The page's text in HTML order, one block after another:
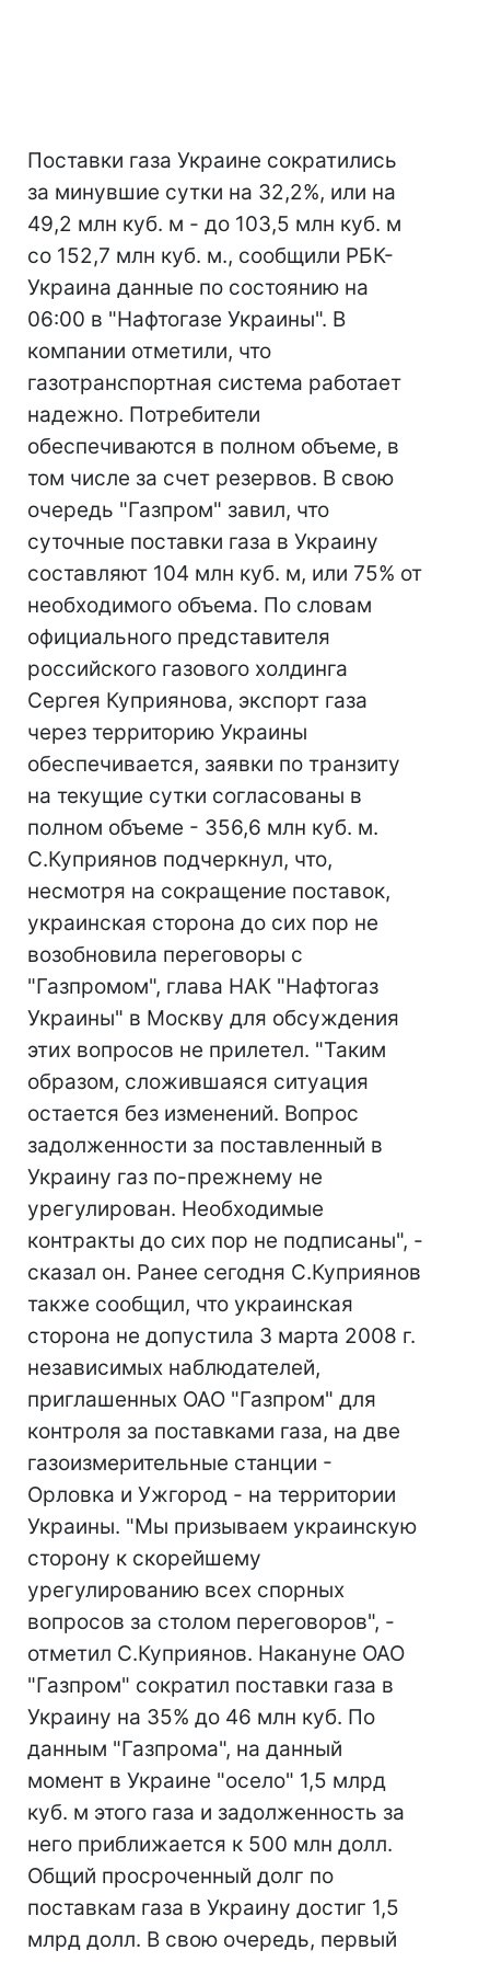
Поставки газа Украине сократились
за минувшие сутки на 32,2%, или на
49,2 млн куб. м - до 103,5 млн куб. м
со 152,7 млн куб. м., сообщили РБК-
Украина данные по состоянию на
06:00 в "Нафтогазе Украины". В
компании отметили, что
газотранспортная система работает
надежно. Потребители
обеспечиваются в полном объеме, в
том числе за счет резервов. В свою
очередь "Газпром" завил, что
суточные поставки газа в Украину
составляют 104 млн куб. м, или 75% от
необходимого объема. По словам
официального представителя
российского газового холдинга
Сергея Куприянова, экспорт газа
через территорию Украины
обеспечивается, заявки по транзиту
на текущие сутки согласованы в
полном объеме - 356,6 млн куб. м.
С.Куприянов подчеркнул, что,
несмотря на сокращение поставок,
украинская сторона до сих пор не
возобновила переговоры с
"Газпромом", глава НАК "Нафтогаз
Украины" в Москву для обсуждения
этих вопросов не прилетел. "Таким
образом, сложившаяся ситуация
остается без изменений. Вопрос
задолженности за поставленный в
Украину газ по-прежнему не
урегулирован. Необходимые
контракты до сих пор не подписаны", -
сказал он. Ранее сегодня С.Куприянов
также сообщил, что украинская
сторона не допустила 3 марта 2008 г.
независимых наблюдателей,
приглашенных ОАО "Газпром" для
контроля за поставками газа, на две
газоизмерительные станции -
Орловка и Ужгород - на территории
Украины. "Мы призываем украинскую
сторону к скорейшему
урегулированию всех спорных
вопросов за столом переговоров", -
отметил С.Куприянов. Накануне ОАО
"Газпром" сократил поставки газа в
Украину на 35% до 46 млн куб. По
данным "Газпрома", на данный
момент в Украине "осело" 1,5 млрд
куб. м этого газа и задолженность за
него приближается к 500 млн долл.
Общий просроченный долг по
поставкам газа в Украину достиг 1,5
млрд долл. В свою очередь, первый